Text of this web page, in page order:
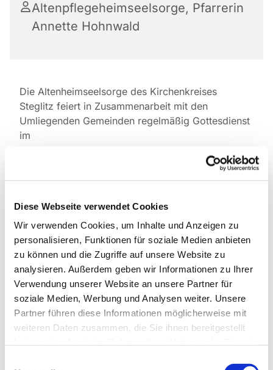
Diese Webseite verwendet Cookies
Wir verwenden Cookies, um Inhalte und Anzeigen zu
personalisieren, Funktionen für soziale Medien anbieten
zu können und die Zugriffe auf unsere Website zu
analysieren. Außerdem geben wir Informationen zu Ihrer
Verwendung unserer Website an unsere Partner für
soziale Medien, Werbung und Analysen weiter. Unsere
Partner führen diese Informationen möglicherweise mit
weiteren Daten zusammen, die Sie ihnen bereitgestellt
Altenpflegeheimseelsorge, Pfarrerin
Annette Hohnwald
Die Altenheimseelsorge des Kirchenkreises
Steglitz feiert in Zusammenarbeit mit den
Umliegenden Gemeinden regelmäßig Gottesdienst
im
Wir freuen uns über rege Teilnahme auch von
Angehörigen und Menschen aus Nachbarschaft
und Gemeinde.
Pfarrerin Anette Hohnwald